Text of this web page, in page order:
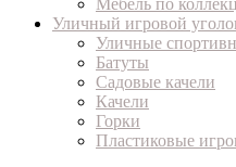
Мебель по
Уличный игровой
Уличные
Батуты
Садовые качели
Качели
Горки
Пластиковые